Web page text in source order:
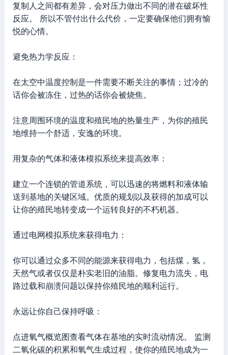
复制人之间都有差异，会对压力做出不同的潜在破坏性
反应。 所以不管付出什么代价，一定要确保他们拥有愉
悦的心情。
避免热力学反应：
在太空中温度控制是一件需要不断关注的事情；过冷的
话你会被冻住，过热的话你会被烧焦。
注意周围环境的温度和殖民地的热量生产，为你的殖民
地维持一个舒适，安逸的环境。
用复杂的气体和液体模拟系统来提高效率：
建立一个连锁的管道系统，可以迅速的将燃料和液体输
送到基地的关键区域。优质的规划以及获得的加成可以
让你的殖民地转变成一个运转良好的不朽机器。
通过电网模拟系统来获得电力：
你可以通过众多不同的能源来获得电力，包括煤，氢，
天然气或者仅仅是朴实老旧的油脂。修复电力流失，电
路过载和崩溃问题以保持你殖民地的顺利运行。
永远让你自己保持呼吸：
点进氧气概览图查看气体在基地的实时流动情况。 监测
二氧化碳的积累和氧气生成过程，使你的殖民地成为一